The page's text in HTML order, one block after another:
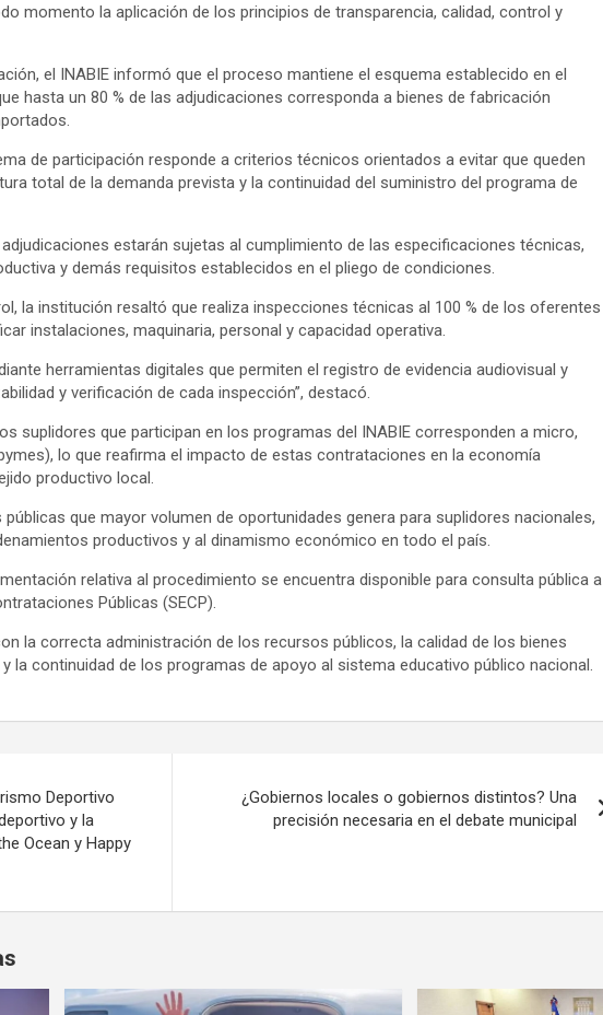
momento la aplicación de los principios de transparencia, calidad, control y
el INABIE informó que el proceso mantiene el esquema establecido en el
hasta un 80 % de las adjudicaciones corresponda a bienes de fabricación
de participación responde a criterios técnicos orientados a evitar que queden
total de la demanda prevista y la continuidad del suministro del programa de
estarán sujetas al cumplimiento de las especificaciones técnicas,
y demás requisitos establecidos en el pliego de condiciones.
la institución resaltó que realiza inspecciones técnicas al 100 % de los oferentes
instalaciones, maquinaria, personal y capacidad operativa.
herramientas digitales que permiten el registro de evidencia audiovisual y
y verificación de cada inspección”, destacó.
suplidores que participan en los programas del INABIE corresponden a micro,
lo que reafirma el impacto de estas contrataciones en la economía
productivo local.
que mayor volumen de oportunidades genera para suplidores nacionales,
productivos y al dinamismo económico en todo el país.
relativa al procedimiento se encuentra disponible para consulta pública a
Públicas (SECP).
la correcta administración de los recursos públicos, la calidad de los bienes
la continuidad de los programas de apoyo al sistema educativo público nacional.
Deportivo
y la
Ocean y Happy
¿Gobiernos locales o gobiernos distintos? Una
precisión necesaria en el debate municipal